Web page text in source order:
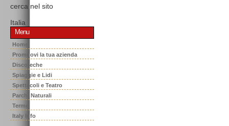
cerca nel sito
Italia
Menu
Home
Promuovi la tua azienda
Discoteche
Spiaggie e Lidi
Spettacoli e Teatro
Parchi Naturali
Terme
Italy Info